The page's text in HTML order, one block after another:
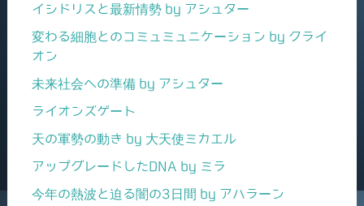
イシドリスと最新情勢 by アシュター
変わる細胞とのコミュミュニケーション by クライ
オン
未来社会への準備 by アシュター
ライオンズゲート
天の軍勢の動き by 大天使ミカエル
アップグレードしたDNA by ミラ
今年の熱波と迫る闇の3日間 by アハラーン